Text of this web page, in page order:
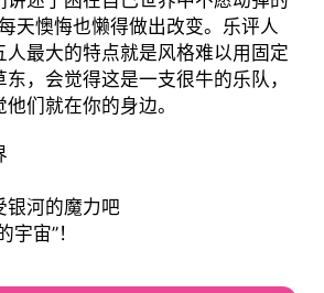
天懊悔也懒得做出改变。乐评人
人最大的特点就是风格难以用固定
，会觉得这是一支很牛的乐队，
们就在你的身边。
银河的魔力吧
宇宙”！